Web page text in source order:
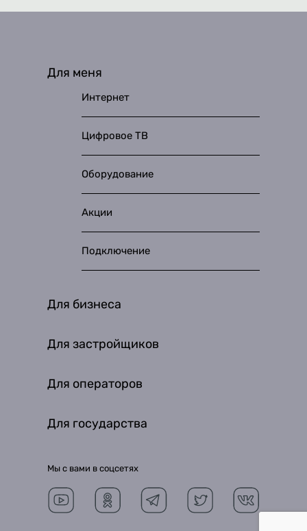
Для меня
Интернет
Цифровое ТВ
Оборудование
Акции
Подключение
Для бизнеса
Для застройщиков
Для операторов
Для государства
Мы с вами в соцсетях